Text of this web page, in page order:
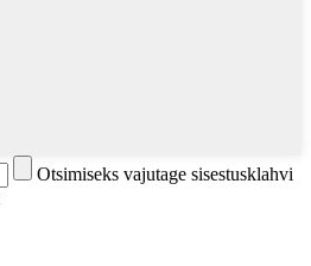
Otsimiseks vajutage sisestusklahvi